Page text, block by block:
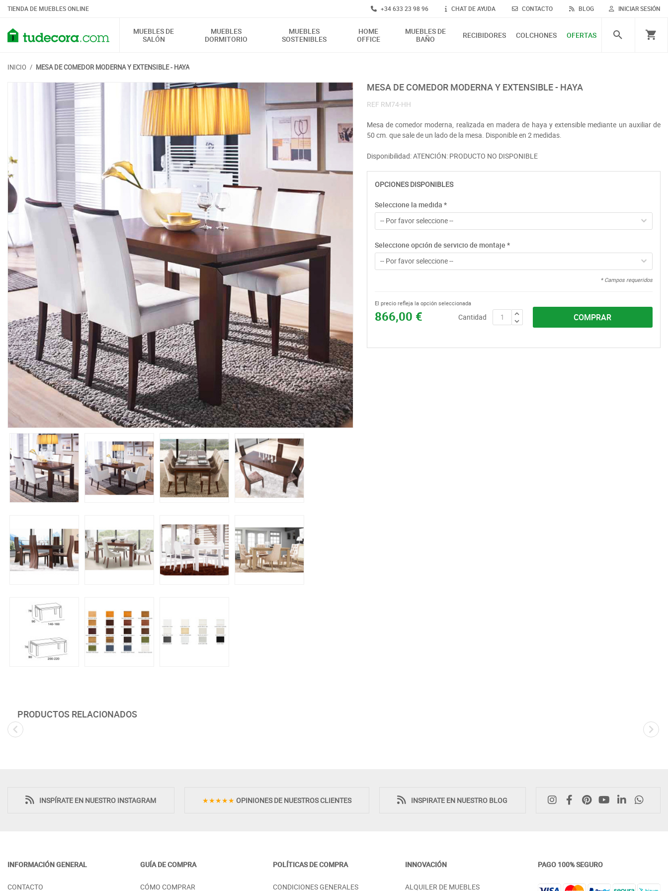
TIENDA DE MUEBLES ONLINE INICIAR SESIÓN
+34 633 23 98 96 CHAT DE AYUDA CONTACTO BLOG
MUEBLES DE
SALÓN
MUEBLES
DORMITORIO
MUEBLES
SOSTENIBLES
HOME
OFFICE
MUEBLES DE
BAÑO
RECIBIDORES COLCHONES OFERTAS
INICIO / MESA DE COMEDOR MODERNA Y EXTENSIBLE - HAYA
MESA DE COMEDOR MODERNA Y EXTENSIBLE - HAYA
REF RM74-HH
Mesa de comedor moderna, realizada en madera de haya y extensible mediante un auxiliar de
50 cm. que sale de un lado de la mesa. Disponible en 2 medidas.
Disponibilidad: ATENCIÓN: PRODUCTO NO DISPONIBLE
OPCIONES DISPONIBLES
Seleccione la medida *
-- Por favor seleccione --
Seleccione opción de servicio de montaje *
-- Por favor seleccione --
* Campos requeridos
866,00 €
El precio refleja la opción seleccionada
Cantidad COMPRAR
PRODUCTOS RELACIONADOS
RESPALDO PRETAPIZADO - HAYA
ASIENTO PRETAPIZADO - HAYA
ELEVABLE - HAYA
PATAS VINTAGE - DM
MADERA - DM
INSPÍRATE EN NUESTRO INSTAGRAM ★★★★★ OPINIONES DE NUESTROS CLIENTES INSPIRATE EN NUESTRO BLOG
INFORMACIÓN GENERAL
CONTACTO
GUÍA DE COMPRA
CÓMO COMPRAR
POLÍTICAS DE COMPRA
CONDICIONES GENERALES
INNOVACIÓN
ALQUILER DE MUEBLES
PAGO 100% SEGURO